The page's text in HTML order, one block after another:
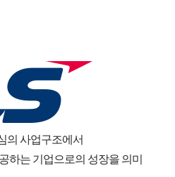
의 사업구조에서
하는 기업으로의 성장을 의미